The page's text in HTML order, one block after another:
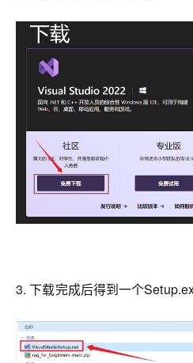
3. 下载完成后得到一个